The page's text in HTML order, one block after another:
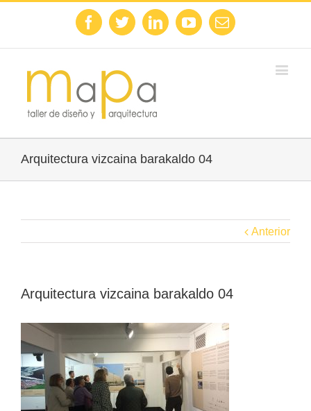
FacebookTwitterLinkedinYoutubeEmail
Arquitectura vizcaina barakaldo 04
Anterior
Arquitectura vizcaina barakaldo 04